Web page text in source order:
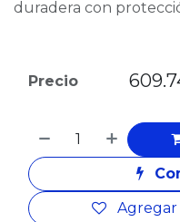
duradera con
Agregar
Precio